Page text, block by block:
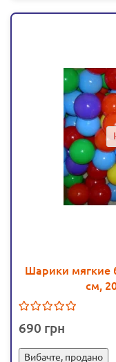
Шарики мягкие
см,
690
Вибачте, продано